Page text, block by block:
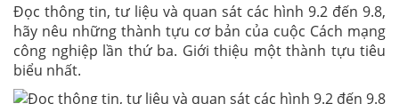
Đọc thông tin, tư liệu và quan sát các hình 9.2 đến 9.8,
hãy nêu những thành tựu cơ bản của cuộc Cách mạng
công nghiệp lần thứ ba. Giới thiệu một thành tựu tiêu
biểu nhất.